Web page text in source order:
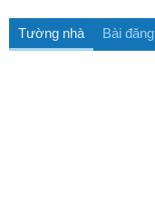
Tường nhà Bài đăng